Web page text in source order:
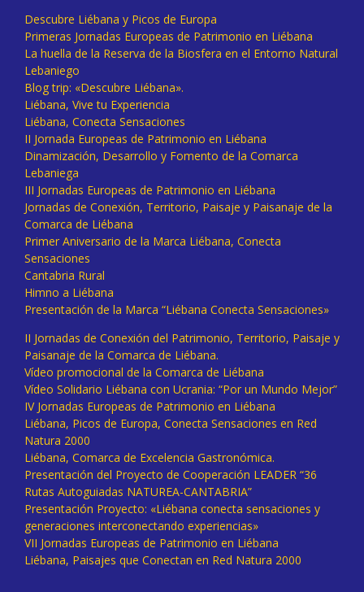
Descubre Liébana y Picos de Europa
Primeras Jornadas Europeas de Patrimonio en Liébana
La huella de la Reserva de la Biosfera en el Entorno Natural
Lebaniego
Blog trip: «Descubre Liébana».
Liébana, Vive tu Experiencia
Liébana, Conecta Sensaciones
II Jornada Europeas de Patrimonio en Liébana
Dinamización, Desarrollo y Fomento de la Comarca
Lebaniega
III Jornadas Europeas de Patrimonio en Liébana
Jornadas de Conexión, Territorio, Paisaje y Paisanaje de la
Comarca de Liébana
Primer Aniversario de la Marca Liébana, Conecta
Sensaciones
Cantabria Rural
Himno a Liébana
Presentación de la Marca “Liébana Conecta Sensaciones»
II Jornadas de Conexión del Patrimonio, Territorio, Paisaje y
Paisanaje de la Comarca de Liébana.
Vídeo promocional de la Comarca de Liébana
Vídeo Solidario Liébana con Ucrania: “Por un Mundo Mejor”
IV Jornadas Europeas de Patrimonio en Liébana
Liébana, Picos de Europa, Conecta Sensaciones en Red
Natura 2000
Liébana, Comarca de Excelencia Gastronómica.
Presentación del Proyecto de Cooperación LEADER “36
Rutas Autoguiadas NATUREA-CANTABRIA”
Presentación Proyecto: «Liébana conecta sensaciones y
generaciones interconectando experiencias»
VII Jornadas Europeas de Patrimonio en Liébana
Liébana, Paisajes que Conectan en Red Natura 2000